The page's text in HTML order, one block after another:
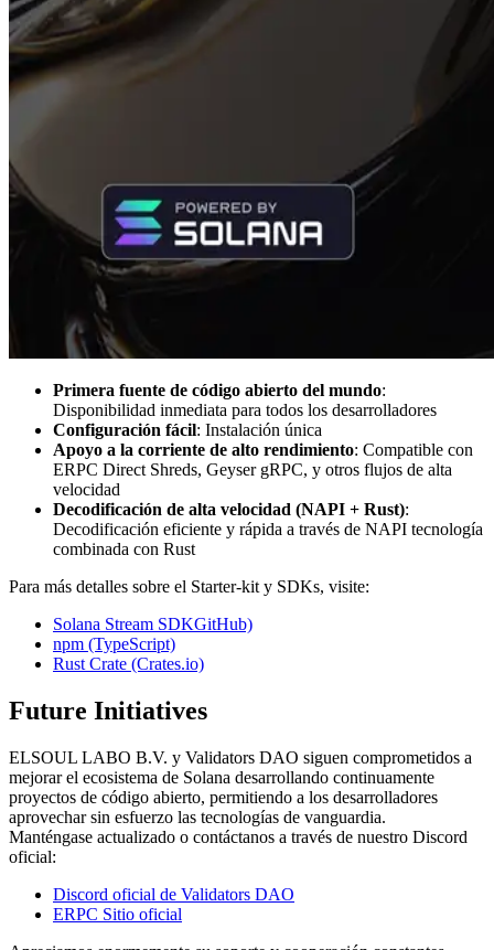
Primera fuente de código abierto del mundo:
Disponibilidad inmediata para todos los desarrolladores
Configuración fácil: Instalación única
Apoyo a la corriente de alto rendimiento: Compatible con
ERPC Direct Shreds, Geyser gRPC, y otros flujos de alta
velocidad
Decodificación de alta velocidad (NAPI + Rust):
Decodificación eficiente y rápida a través de NAPI tecnología
combinada con Rust
Para más detalles sobre el Starter-kit y SDKs, visite:
Solana Stream SDKGitHub)
npm (TypeScript)
Rust Crate (Crates.io)
Future Initiatives
ELSOUL LABO B.V. y Validators DAO siguen comprometidos a
mejorar el ecosistema de Solana desarrollando continuamente
proyectos de código abierto, permitiendo a los desarrolladores
aprovechar sin esfuerzo las tecnologías de vanguardia.
Manténgase actualizado o contáctanos a través de nuestro Discord
oficial:
Discord oficial de Validators DAO
ERPC Sitio oficial